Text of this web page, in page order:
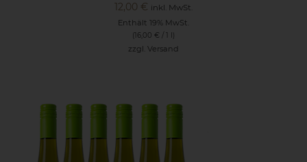
12,00 € inkl. MwSt.
Enthält 19% MwSt.
(16,00 € / 1 l)
zzgl. Versand